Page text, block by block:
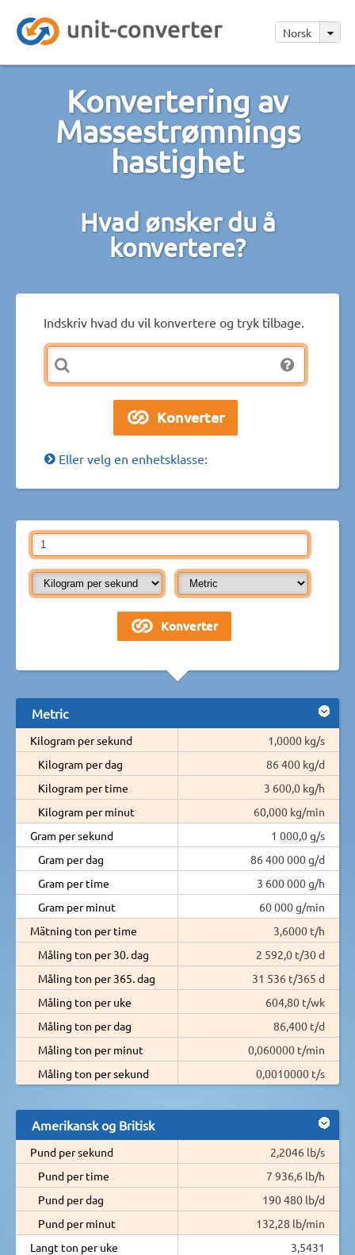
Norsk
Konvertering av
Massestrømnings
hastighet
Hvad ønsker du å
konvertere?
Indskriv hvad du vil konvertere og tryk tilbage.
Eller velg en enhetsklasse:
Metric
Kilogram per sekund
1,0000 kg/s
Kilogram per dag
86 400 kg/d
Kilogram per time
3 600,0 kg/h
Kilogram per minut
60,000 kg/min
Gram per sekund
1 000,0 g/s
Gram per dag
86 400 000 g/d
Gram per time
3 600 000 g/h
Gram per minut
60 000 g/min
Mätning ton per time
3,6000 t/h
Måling ton per 30. dag
2 592,0 t/30 d
Måling ton per 365. dag
31 536 t/365 d
Måling ton per uke
604,80 t/wk
Måling ton per dag
86,400 t/d
Måling ton per minut
0,060000 t/min
Måling ton per sekund
0,0010000 t/s
Amerikansk og Britisk
Pund per sekund
2,2046 lb/s
Pund per time
7 936,6 lb/h
Pund per dag
190 480 lb/d
Pund per minut
132,28 lb/min
Langt ton per uke
3,5431